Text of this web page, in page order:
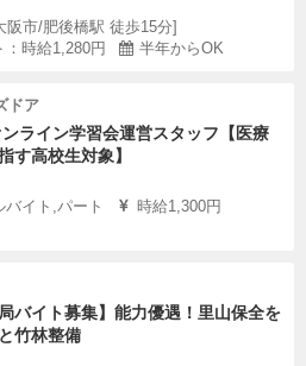
市/肥後橋駅 徒歩15分]
：時給1,280円 半年からOK
ドア
ライン学習会運営スタッフ【医療
す高校生対象】
バイト,パート
時給1,300円
バイト募集】能力優遇！里山保全を
竹林整備